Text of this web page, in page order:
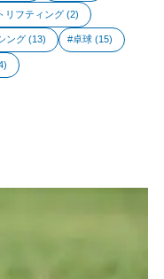
リフティング (2)
ング (13) 卓球(15)